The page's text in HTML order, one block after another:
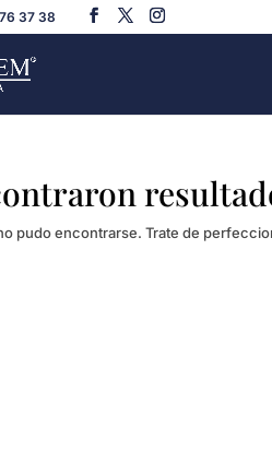
37 38
pudo encontrarse. Trate de